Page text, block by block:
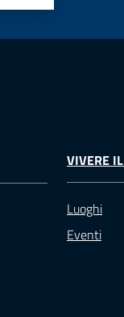
VIVERE
Luoghi
Eventi